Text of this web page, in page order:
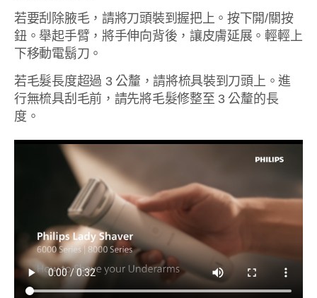
若要刮除腋毛，請將刀頭裝到握把上。按下開/關按
鈕。舉起手臂，將手伸向背後，讓皮膚延展。輕輕上
下移動電鬍刀。
若毛髮長度超過 3 公釐，請將梳具裝到刀頭上。進
行無梳具刮毛前，請先將毛髮修整至 3 公釐的長
度。